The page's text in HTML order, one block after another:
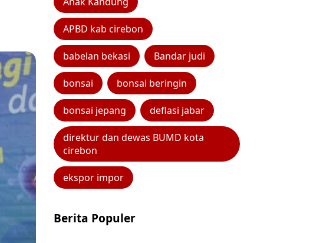
APBD kab cirebon
babelan bekasi Bandar judi
bonsai bonsai beringin
bonsai jepang deflasi jabar
direktur dan dewas BUMD kota
cirebon
ekspor impor
Berita Populer